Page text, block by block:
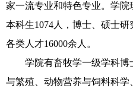
家一流专业和特色专业。学院
本科生1074人，博士、硕士
各类人才16000余人。
学院有畜牧学一级学科
与繁殖、动物营养与饲料科学